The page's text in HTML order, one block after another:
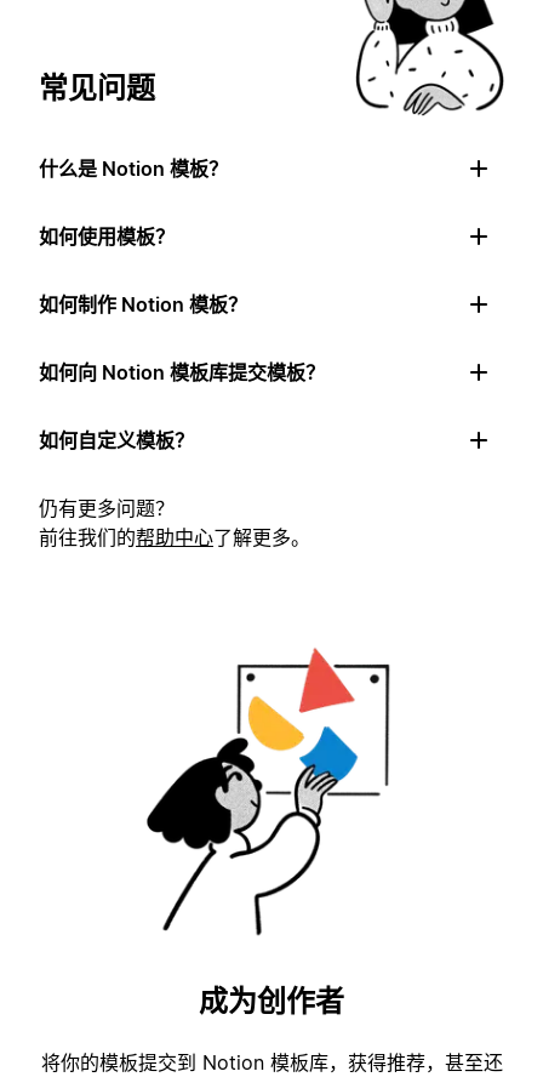
常见问题
什么是 Notion 模板？
如何使用模板？
如何制作 Notion 模板？
如何向 Notion 模板库提交模板？
如何自定义模板？
仍有更多问题？
前往我们的帮助中心了解更多。
成为创作者
将你的模板提交到 Notion 模板库，获得推荐，甚至还